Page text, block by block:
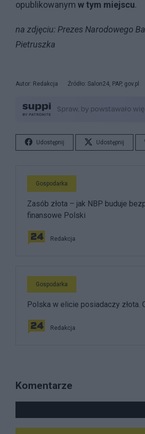
opublikowanym w tym miejscu.
na zdjęciu: Prezes Narodowego
Pietruszka
Autor: Redakcja Źródło: Salon24, PAP, gov.pl
Udostępnij Udostępnij
Gospodarka
Zasób złota – jak NBP buduje
finansowe Polski
Redakcja
Gospodarka
Polska w elicie posiadaczy złota.
Redakcja
Komentarze